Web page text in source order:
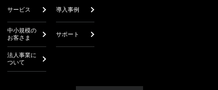
サービス 導入事例
中小規模の
お客さま
サポート
法人事業に
ついて